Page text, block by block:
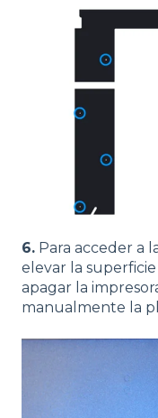
6. Para acceder a
elevar la
apagar la
manualmente la